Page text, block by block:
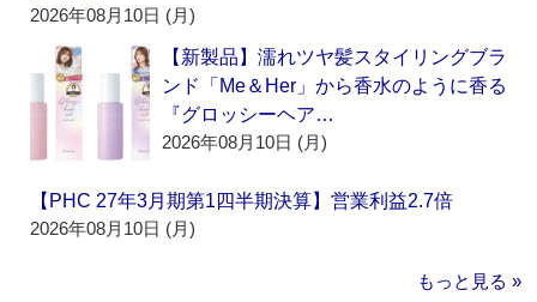
2026年08月10日 (月)
【新製品】濡れツヤ髪スタイリングブラ
ンド「Me＆Her」から香水のように香る
『グロッシーヘア…
2026年08月10日 (月)
【PHC 27年3月期第1四半期決算】営業利益2.7倍
2026年08月10日 (月)
もっと見る »